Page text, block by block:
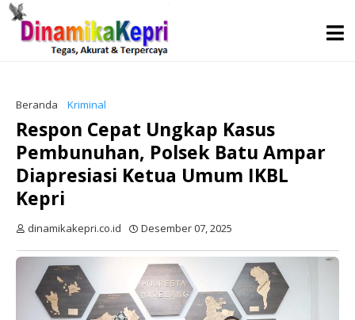
Beranda Kriminal
Respon Cepat Ungkap Kasus
Pembunuhan, Polsek Batu Ampar
Diapresiasi Ketua Umum IKBL
Kepri
dinamikakepri.co.id Desember 07, 2025